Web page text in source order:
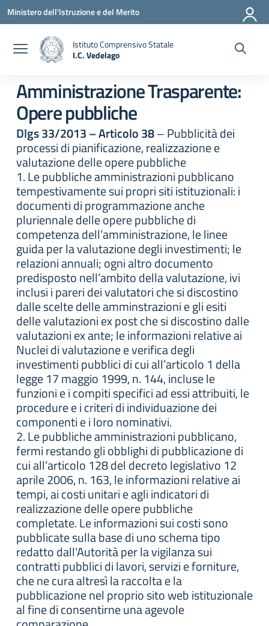
Vai ai contenuti
Vai al menu di navigazione
Vai al footer
Ministero dell'Istruzione e del Merito
Istituto Comprensivo Statale
I.C. Vedelago
— Visita la pagina iniziale della scuola
Amministrazione Trasparente:
Opere pubbliche
Dlgs 33/2013 – Articolo 38– Pubblicità dei
processi di pianificazione, realizzazione e
valutazione delle opere pubbliche
1. Le pubbliche amministrazioni pubblicano
tempestivamente sui propri siti istituzionali: i
documenti di programmazione anche
pluriennale delle opere pubbliche di
competenza dell’amministrazione, le linee
guida per la valutazione degli investimenti; le
relazioni annuali; ogni altro documento
predisposto nell’ambito della valutazione, ivi
inclusi i pareri dei valutatori che si discostino
dalle scelte delle amminstrazioni e gli esiti
delle valutazioni ex post che si discostino dalle
valutazioni ex ante; le informazioni relative ai
Nuclei di valutazione e verifica degli
investimenti pubblici di cui all’articolo 1 della
legge 17 maggio 1999, n. 144, incluse le
funzioni e i compiti specifici ad essi attribuiti, le
procedure e i criteri di individuazione dei
componenti e i loro nominativi.
2. Le pubbliche amministrazioni pubblicano,
fermi restando gli obblighi di pubblicazione di
cui all’articolo 128 del decreto legislativo 12
aprile 2006, n. 163, le informazioni relative ai
tempi, ai costi unitari e agli indicatori di
realizzazione delle opere pubbliche
completate. Le informazioni sui costi sono
pubblicate sulla base di uno schema tipo
redatto dall’Autorità per la vigilanza sui
contratti pubblici di lavori, servizi e forniture,
che ne cura altresì la raccolta e la
pubblicazione nel proprio sito web istituzionale
al fine di consentirne una agevole